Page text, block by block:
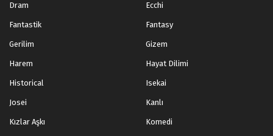
Dram Ecchi
Fantastik Fantasy
Gerilim Gizem
Harem Hayat Dilimi
Historical Isekai
Josei Kanlı
Kızlar Aşkı Komedi